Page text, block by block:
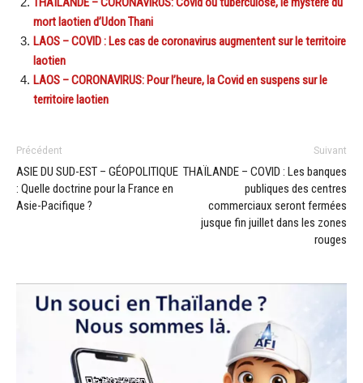
mort laotien d’Udon Thani
LAOS – COVID : Les cas de coronavirus augmentent sur le territoire
laotien
LAOS – CORONAVIRUS: Pour l’heure, la Covid en suspens sur le
territoire laotien
Précédent
ASIE DU SUD-EST – GÉOPOLITIQUE
: Quelle doctrine pour la France en
Asie-Pacifique ?
Suivant
THAÏLANDE – COVID : Les banques
publiques des centres
commerciaux seront fermées
jusque fin juillet dans les zones
rouges